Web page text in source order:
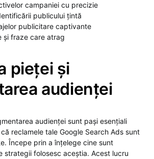
campaniei cu precizie
publicului țintă
publicitare captivante
și fraze care atrag
pieței și
audienței
audienței sunt pași esențiali
reclamele tale Google Search Ads sunt
Începe prin a înțelege cine sunt
strategii folosesc aceștia. Acest lucru